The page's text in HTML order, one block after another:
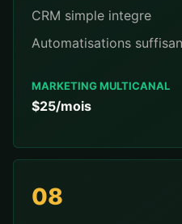
CRM simple integre
Automatisations
MARKETING MULTICANAL
$25/mois
08